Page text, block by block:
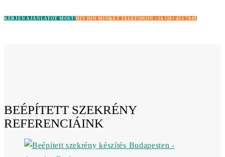
KÉRJEN AJÁNLATOT MOST!HÍVJON MINKET TELEFONON +36 (20) 433 7849
BEÉPÍTETT SZEKRÉNY
REFERENCIÁINK